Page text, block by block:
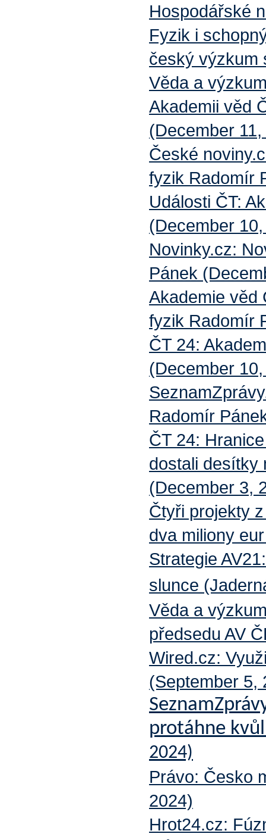
Hospodářské
Fyzik i
český výzkum
Věda a
Akademii věd
(December
České
fyzik Radomír
Události ČT:
(December
Novinky.cz:
Pánek
Akademie věd
fyzik Radomír
ČT 24:
(December
Radomír
ČT 24:
dostali desítky
(December 3,
Čtyři projekty
dva miliony
Strategie
slunce
Věda a
předsedu AV
Wired.cz:
(September 5,
protáhne
2024)
Právo: Česko
2024)
Hrot24.cz: